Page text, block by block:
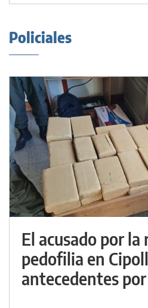
Policiales
El acusado por la
pedofilia en
antecedentes